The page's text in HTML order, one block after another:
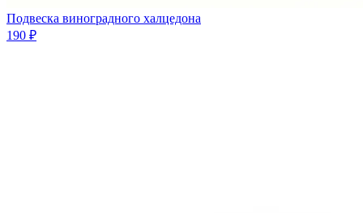
Подвеска виноградного халцедона
190 ₽